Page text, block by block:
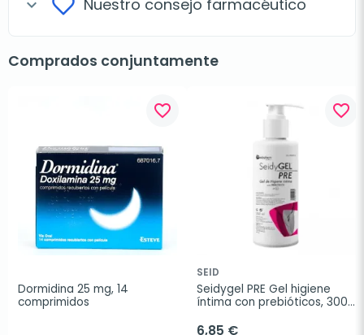
expand_more Nuestro consejo farmacéutico
Comprados conjuntamente
favorite_border
Dormidina 25 mg, 14
comprimidos
favorite_border
SEID
Seidygel PRE Gel higiene
íntima con prebióticos, 300
6,85 €